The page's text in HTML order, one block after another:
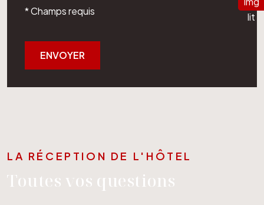
* Champs requis
ENVOYER
LA RÉCEPTION DE L'HÔTEL
Toutes vos questions